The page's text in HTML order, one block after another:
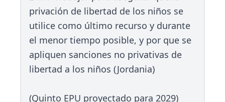
privación de libertad de los niños se
utilice como último recurso y durante
el menor tiempo posible, y por que se
apliquen sanciones no privativas de
libertad a los niños (Jordania)
(Quinto EPU proyectado para 2029)